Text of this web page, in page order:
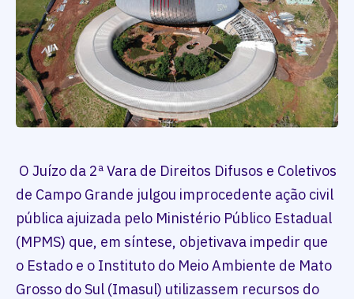
O Juízo da 2ª Vara de Direitos Difusos e Coletivos
de Campo Grande julgou improcedente ação civil
pública ajuizada pelo Ministério Público Estadual
(MPMS) que, em síntese, objetivava impedir que
o Estado e o Instituto do Meio Ambiente de Mato
Grosso do Sul (Imasul) utilizassem recursos do